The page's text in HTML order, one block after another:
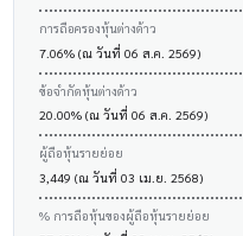
การถือครองหุ้นต่างด้าว
7.06% (ณ วันที่ 06 ส.ค. 2569)
ข้อจำกัดหุ้นต่างด้าว
20.00% (ณ วันที่ 06 ส.ค. 2569)
ผู้ถือหุ้นรายย่อย
3,449 (ณ วันที่ 03 เม.ย. 2568)
% การถือหุ้นของผู้ถือหุ้นรายย่อย